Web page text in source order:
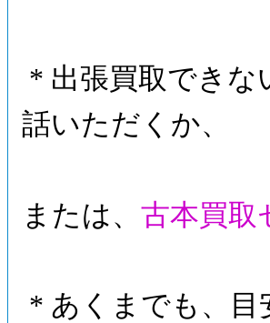
* 出張買取できな
話いただくか、
または、 古本買取
* あくまでも、目